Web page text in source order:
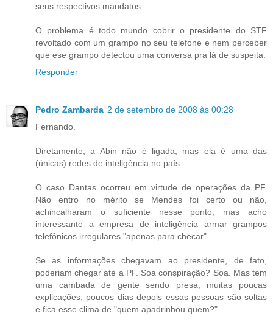
seus respectivos mandatos.
O problema é todo mundo cobrir o presidente do STF
revoltado com um grampo no seu telefone e nem perceber
que ese grampo detectou uma conversa pra lá de suspeita.
Responder
Pedro Zambarda 2 de setembro de 2008 às 00:28
Fernando.
Diretamente, a Abin não é ligada, mas ela é uma das
(únicas) redes de inteligência no país.
O caso Dantas ocorreu em virtude de operações da PF.
Não entro no mérito se Mendes foi certo ou não,
achincalharam o suficiente nesse ponto, mas acho
interessante a empresa de inteligência armar grampos
telefônicos irregulares "apenas para checar".
Se as informações chegavam ao presidente, de fato,
poderiam chegar até a PF. Soa conspiração? Soa. Mas tem
uma cambada de gente sendo presa, muitas poucas
explicações, poucos dias depois essas pessoas são soltas
e fica esse clima de "quem apadrinhou quem?"